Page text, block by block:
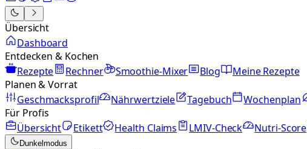
Übersicht
Dashboard
Entdecken & Kochen
Rezepte
Rechner Smoothie-Mixer Blog
Meine Rezepte
Planen & Vorrat
Geschmacksprofil
Nährwertziele Tagebuch Wochenplan
Für Profis
Übersicht
Etikett Health Claims LMIV-Check Nutri-Score
Dunkelmodus